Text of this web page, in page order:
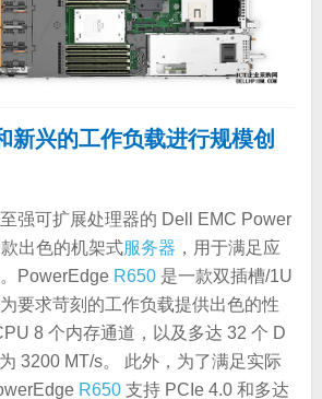
新兴的工作负载进行规模创
强可扩展处理器的 Dell EMC Power
出色的机架式服务器 ，用于满足应
PowerEdge R650是一款双插槽/1U
为要求苛刻的工作负载提供出色的性
8 个内存通道，以及多达 32 个 D
3200 MT/s。 此外，为了满足实际
R650支持 PCIe 4.0 和多达